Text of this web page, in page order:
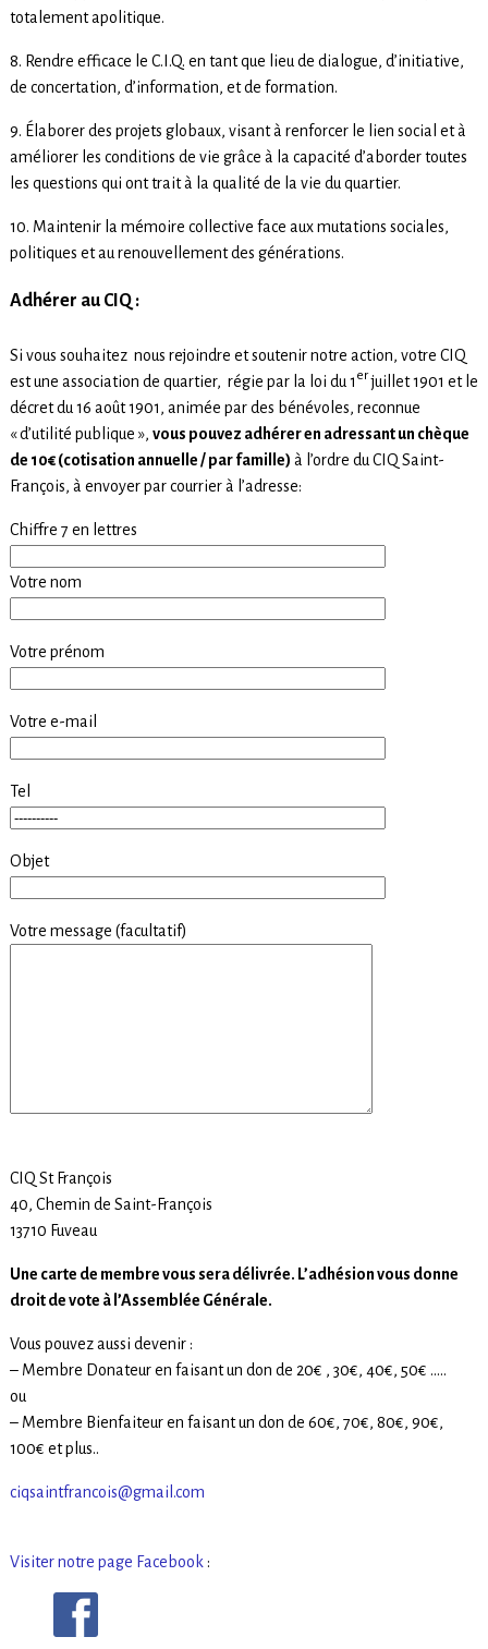
totalement apolitique.
8. Rendre efficace le C.I.Q. en tant que lieu de dialogue, d’initiative,
de concertation, d’information, et de formation.
9. Élaborer des projets globaux, visant à renforcer le lien social et à
améliorer les conditions de vie grâce à la capacité d’aborder toutes
les questions qui ont trait à la qualité de la vie du quartier.
10. Maintenir la mémoire collective face aux mutations sociales,
politiques et au renouvellement des générations.
Adhérer au CIQ :
Si vous souhaitez nous rejoindre et soutenir notre action, votre CIQ
est une association de quartier, régie par la loi du 1 erjuillet 1901 et le
décret du 16 août 1901, animée par des bénévoles, reconnue
« d’utilité publique », vous pouvez adhérer en adressant un chèque
de 10€ (cotisation annuelle / par famille) à l’ordre du CIQ Saint-
François, à envoyer par courrier à l’adresse:
Chiffre 7 en lettres
Votre nom
Votre prénom
Votre e-mail
Tel
Objet
Votre message (facultatif)
CIQ St François
40, Chemin de Saint-François
13710 Fuveau
Une carte de membre vous sera délivrée. L’adhésion vous donne
droit de vote à l’Assemblée Générale.
Vous pouvez aussi devenir :
– Membre Donateur en faisant un don de 20€ , 30€, 40€, 50€ …..
ou
– Membre Bienfaiteur en faisant un don de 60€, 70€, 80€, 90€,
100€ et plus..
ciqsaintfrancois@gmail.com
Visiter notre page Facebook :